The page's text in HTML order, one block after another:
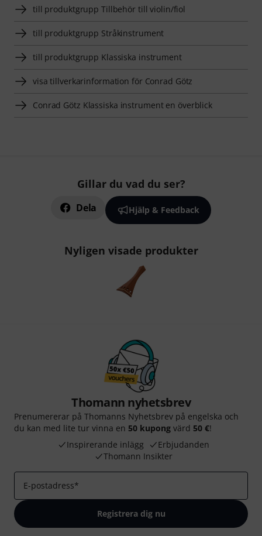
till produktgrupp Tillbehör till violin/fiol
till produktgrupp Stråkinstrument
till produktgrupp Klassiska instrument
visa tillverkarinformation för Conrad Götz
Conrad Götz Klassiska instrument en överblick
Gillar du vad du ser?
Dela Hjälp & Feedback
Nyligen visade produkter
Thomann nyhetsbrev
Prenumererar på Thomanns Nyhetsbrev på engelska och
du kan med lite tur vinna en 50 kupong värd 50 €!
Inspirerande inlägg
Erbjudanden
Thomann Insikter
E-postadress*
Registrera dig nu